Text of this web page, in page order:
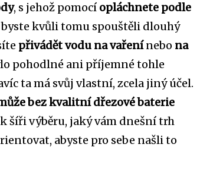
, s jehož pomocí opláchnete podle
kvůli tomu spouštěli dlouhý
přivádět vodu na vařenínebo na
pohodlné ani příjemné tohle
ta má svůj vlastní, zcela jiný účel.
bez kvalitní dřezové baterie
šíři výběru, jaký vám dnešní trh
abyste pro sebe našli to